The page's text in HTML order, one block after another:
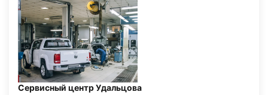
Сервисный центр Удальцова